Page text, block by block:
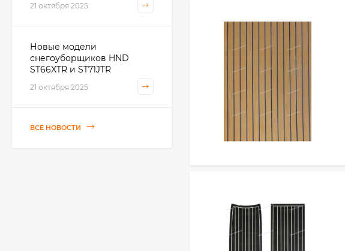
21 октября 2025
Новые модели
снегоуборщиков HND
ST66XTR и ST71JTR
21 октября 2025
ВСЕ НОВОСТИ